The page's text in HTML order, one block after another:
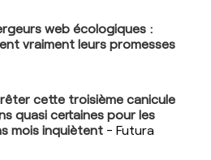
web écologiques :
vraiment leurs promesses
cette troisième canicule
quasi certaines pour les
mois inquiètent - Futura